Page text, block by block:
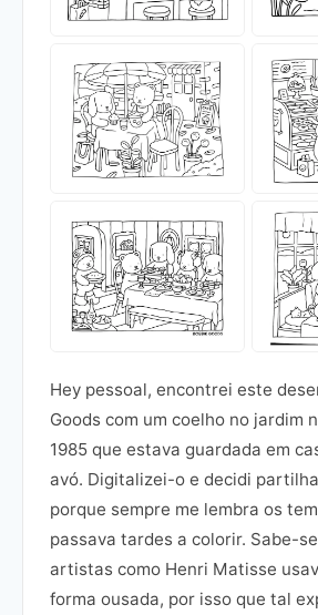
Hey pessoal, encontrei este
Goods com um coelho no jardim
1985 que estava guardada em
avó. Digitalizei-o e decidi
porque sempre me lembra os
passava tardes a colorir. Sabe-
artistas como Henri Matisse
forma ousada, por isso que tal